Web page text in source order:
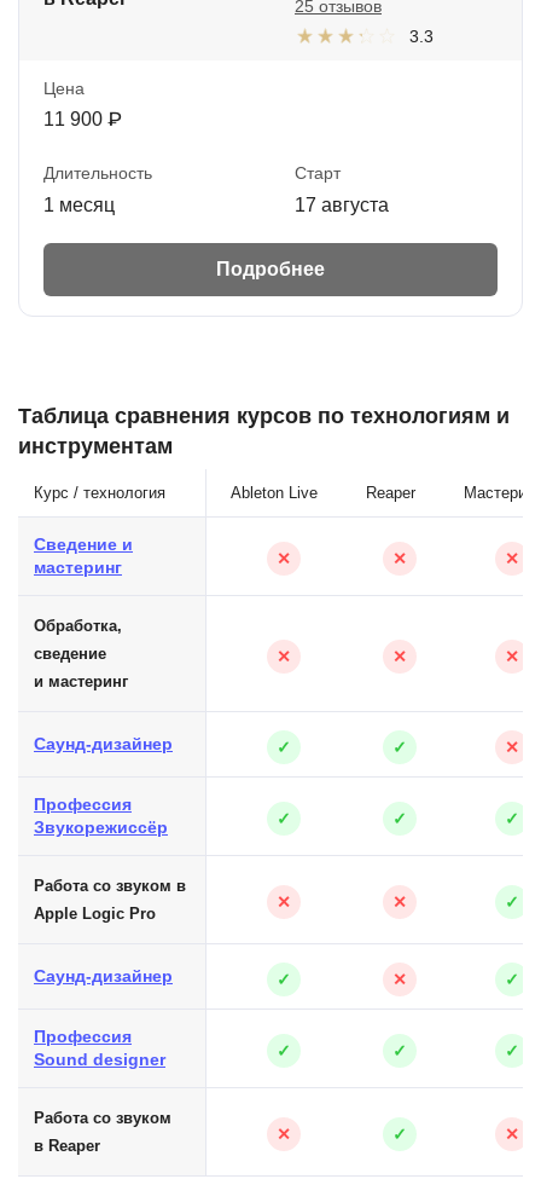
3.3
25 отзывов
Цена
11 900 ₽
Длительность
1 месяц
Старт
17 августа
Подробнее
Таблица сравнения курсов по технологиям и
инструментам
Курс / технология Ableton Live Reaper Мастеринг
Сведение и
мастеринг
✕ ✕ ✕
Обработка,
сведение
и мастеринг
✕ ✕ ✕
Саунд-дизайнер ✓ ✓ ✕
Профессия
Звукорежиссёр
✓ ✓ ✓
Работа со звуком в
Apple Logic Pro
✕ ✕ ✓
Саунд-дизайнер ✓ ✕ ✓
Профессия
Sound designer
✓ ✓ ✓
Работа со звуком
в Reaper
✕ ✓ ✕